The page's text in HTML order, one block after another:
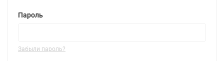
Пароль
Забыли пароль?